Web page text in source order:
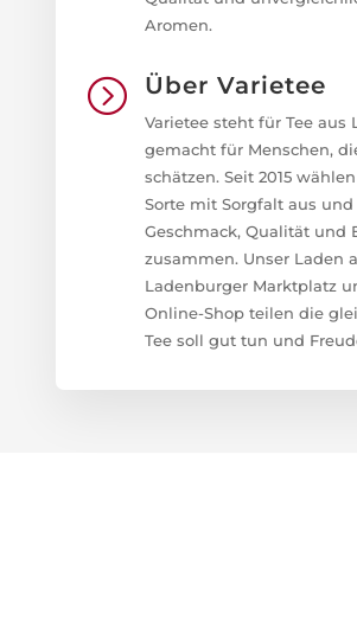
Aromen.
= Über Varietee
Varietee steht für Tee aus
gemacht für Menschen,
schätzen. Seit 2015
Sorte mit Sorgfalt aus
Geschmack, Qualität und
zusammen. Unser Laden
Ladenburger Marktplatz
Online-Shop teilen die
Tee soll gut tun und